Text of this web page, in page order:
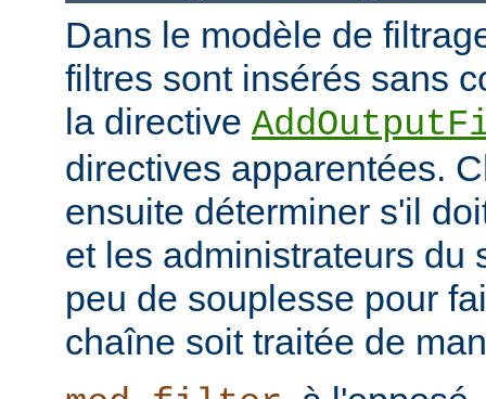
Dans le modèle de
filtres sont insérés sans
la directive
directives apparentées.
ensuite déterminer s'il
et les administrateurs du
peu de souplesse pour
chaîne soit traitée de